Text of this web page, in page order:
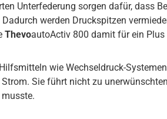
Unterfederung sorgen dafür, dass
werden Druckspitzen
ThevoautoActiv 800 damit für ein
wie Wechseldruck-
Sie führt nicht zu